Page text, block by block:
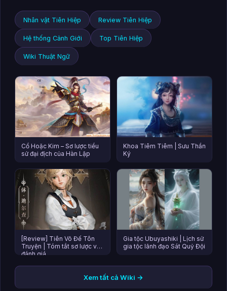
Nhân vật Tiên Hiệp Review Tiên Hiệp
Hệ thống Cảnh Giới Top Tiên Hiệp
Wiki Thuật Ngữ
Cổ Hoặc Kim – Sơ lược tiểu
sử đại địch của Hàn Lập
Khoa Tiêm Tiêm | Sưu Thần
Ký
[Review] Tiên Võ Đế Tôn
Truyện | Tóm tắt sơ lược và
đánh giá
Gia tộc Ubuyashiki | Lịch sử
gia tộc lãnh đạo Sát Quỷ Đội
Xem tất cả Wiki →